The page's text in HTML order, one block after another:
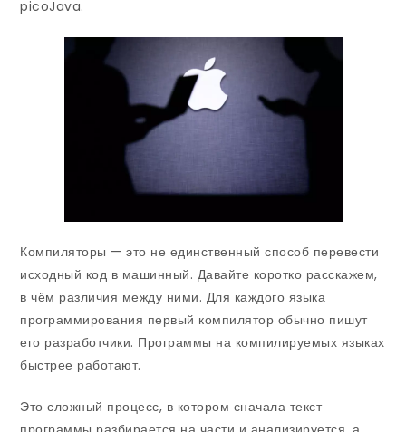
picoJava.
Компиляторы — это не единственный способ перевести
исходный код в машинный. Давайте коротко расскажем,
в чём различия между ними. Для каждого языка
программирования первый компилятор обычно пишут
его разработчики. Программы на компилируемых языках
быстрее работают.
Это сложный процесс, в котором сначала текст